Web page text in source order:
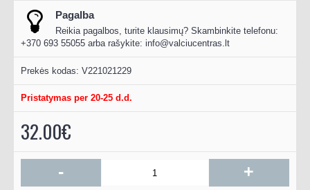
Pagalba
Reikia pagalbos, turite klausimų? Skambinkite telefonu:
+370 693 55055 arba rašykite: info@valciucentras.lt
Prekės kodas: V221021229
Pristatymas per 20-25 d.d.
32.00€
- +